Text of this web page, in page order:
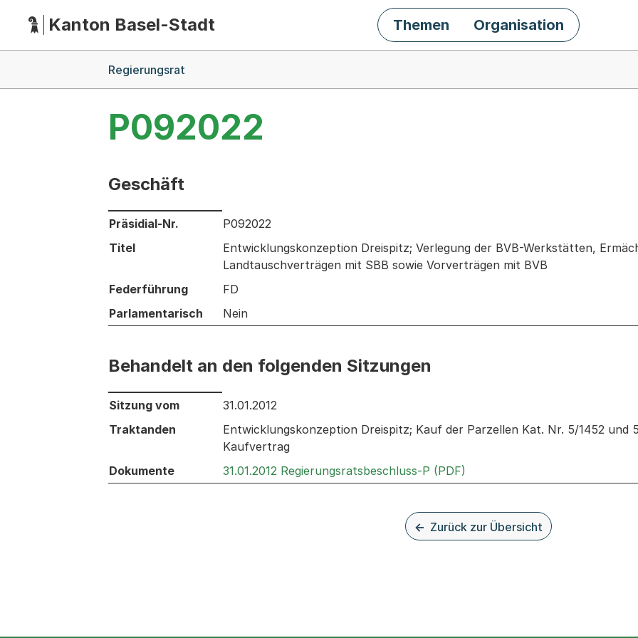
HauptnavigationKanton Basel-Stadt Themen Organisation
Regierungsrat
P092022
Geschäft
Informationen zum Ausgewählten Geschäft
Präsidial-Nr.
P092022
Titel
Entwicklungskonzeption Dreispitz; Verlegung der BVB-Werkstätten,
Landtauschverträgen mit SBB sowie Vorverträgen mit BVB
Federführung
FD
Parlamentarisch
Nein
Behandelt an den folgenden Sitzungen
Behandelt an den folgenden Sitzungen: Informationen zu den Sitzungen zum Geschäft
Sitzung vom
31.01.2012
Traktanden
Entwicklungskonzeption Dreispitz; Kauf der Parzellen Kat. Nr. 5/1452 und
Kaufvertrag
Dokumente
31.01.2012 Regierungsratsbeschluss-P (PDF)
Zurück zur Übersicht